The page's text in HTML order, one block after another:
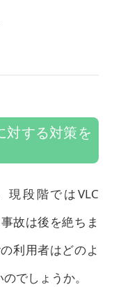
対する対策を
現段階ではVLC
故は後を絶ちま
利用者はどのよ
でしょうか。